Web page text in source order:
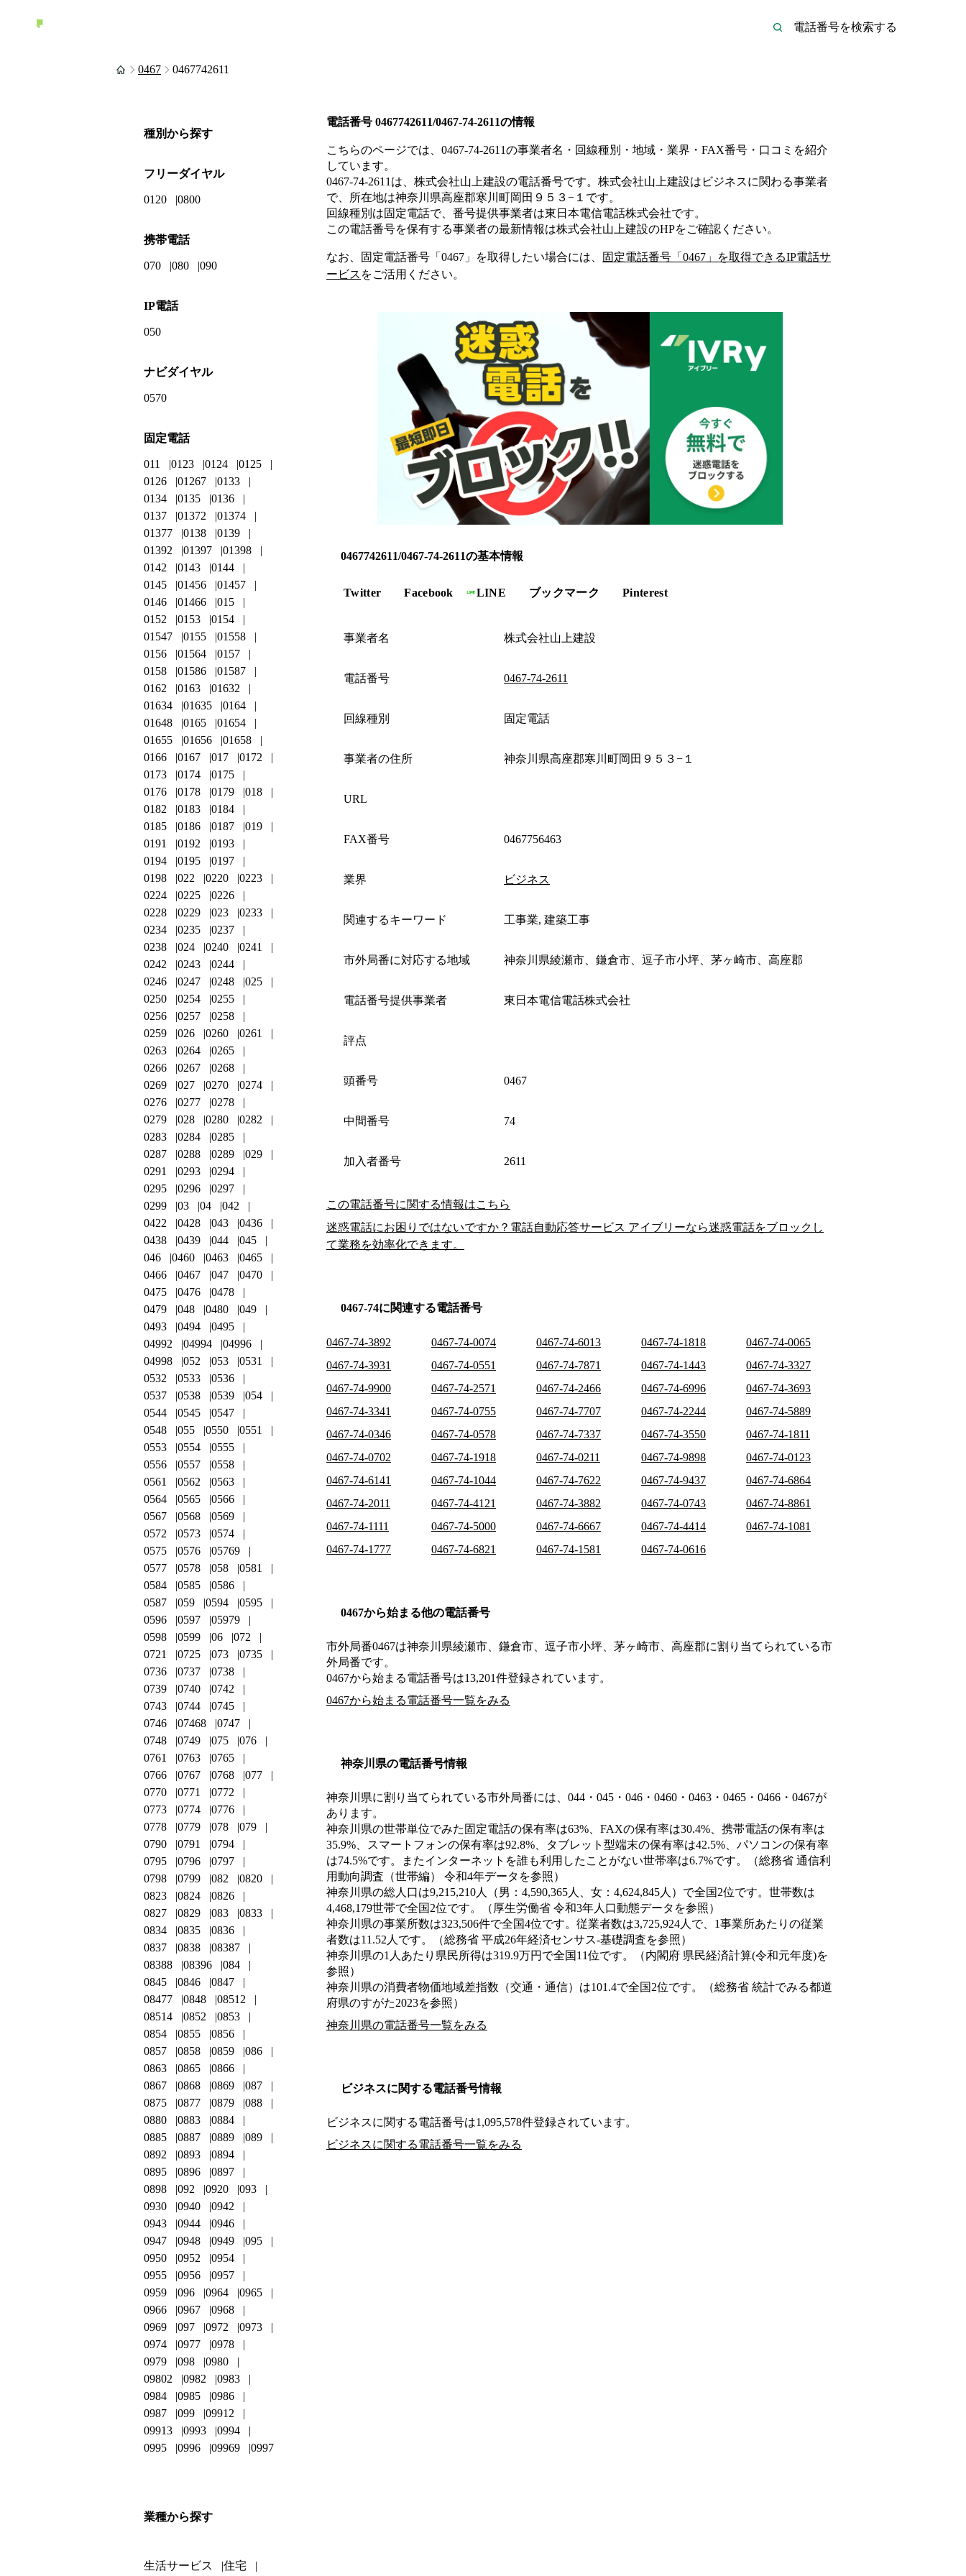
0467 0467742611
電話番号 0467742611/0467-74-2611の情報
こちらのページでは、 0467-74-2611の事業者名・回線種別・地域・業界・FAX番号・口コミを紹介
しています。
0467-74-2611 は、 株式会社山上建設の電話番号です。 株式会社山上建設は ビジネスに関わる事業者
で、所在地は神奈川県高座郡寒川町岡田９５３−１ です。
回線種別は固定電話で、番号提供事業者は東日本電信電話株式会社です。
この電話番号を保有する事業者の最新情報は株式会社山上建設のHPをご確認ください。
なお、固定電話番号「 0467 」を取得したい場合には、 固定電話番号「 0467 」を取得できるIP電話サ
ービス をご活用ください。
0467742611/0467-74-2611の基本情報
Twitter Facebook LINE ブックマーク Pinterest
事業者名 株式会社山上建設
電話番号 0467-74-2611
回線種別 固定電話
事業者の住所 神奈川県高座郡寒川町岡田９５３−１
URL
FAX番号 0467756463
業界 ビジネス
関連するキーワード 工事業, 建築工事
市外局番に対応する地域 神奈川県綾瀬市、鎌倉市、逗子市小坪、茅ヶ崎市、高座郡
電話番号提供事業者 東日本電信電話株式会社
評点
頭番号 0467
中間番号 74
加入者番号 2611
この電話番号に関する情報はこちら
迷惑電話にお困りではないですか？電話自動応答サービス アイブリーなら迷惑電話をブロックし
て業務を効率化できます。
0467-74に関連する電話番号
0467-74-3892 0467-74-0074 0467-74-6013 0467-74-1818
0467-74-0065
0467-74-3931
0467-74-0551 0467-74-7871 0467-74-1443
0467-74-3327
0467-74-9900
0467-74-2571 0467-74-2466 0467-74-6996
0467-74-3693
0467-74-3341
0467-74-0755 0467-74-7707 0467-74-2244
0467-74-5889
0467-74-0346
0467-74-0578 0467-74-7337 0467-74-3550
0467-74-1811
0467-74-0702
0467-74-1918 0467-74-0211 0467-74-9898
0467-74-0123
0467-74-6141
0467-74-1044 0467-74-7622 0467-74-9437
0467-74-6864
0467-74-2011
0467-74-4121 0467-74-3882 0467-74-0743
0467-74-8861
0467-74-1111
0467-74-5000 0467-74-6667 0467-74-4414
0467-74-1081
0467-74-1777
0467-74-6821 0467-74-1581 0467-74-0616
0467から始まる他の電話番号
市外局番0467は神奈川県綾瀬市、鎌倉市、逗子市小坪、茅ヶ崎市、高座郡に割り当てられている市
外局番です。
0467から始まる電話番号は13,201件登録されています。
0467から始まる電話番号一覧をみる
神奈川県の電話番号情報
神奈川県に割り当てられている市外局番には、044・045・046・0460・0463・0465・0466・0467が
あります。
神奈川県の世帯単位でみた固定電話の保有率は63%、FAXの保有率は30.4%、携帯電話の保有率は
35.9%、スマートフォンの保有率は92.8%、タブレット型端末の保有率は42.5%、パソコンの保有率
は74.5%です。またインターネットを誰も利用したことがない世帯率は6.7%です。（総務省 通信利
用動向調査（世帯編） 令和4年データを参照）
神奈川県の総人口は9,215,210人（男：4,590,365人、女：4,624,845人）で全国2位です。世帯数は
4,468,179世帯で全国2位です。（厚生労働省 令和3年人口動態データを参照）
神奈川県の事業所数は323,506件で全国4位です。従業者数は3,725,924人で、1事業所あたりの従業
者数は11.52人です。（総務省 平成26年経済センサス‐基礎調査を参照）
神奈川県の1人あたり県民所得は319.9万円で全国11位です。（内閣府 県民経済計算(令和元年度)を
参照）
神奈川県の消費者物価地域差指数（交通・通信）は101.4で全国2位です。（総務省 統計でみる都道
府県のすがた2023を参照）
神奈川県の電話番号一覧をみる
ビジネスに関する電話番号情報
ビジネスに関する電話番号は1,095,578件登録されています。
ビジネスに関する電話番号一覧をみる
種別から探す
フリーダイヤル
0120 0800
携帯電話
070 080 090
IP電話
050
ナビダイヤル
0570
固定電話
011 0123 0124
0125
0126
01267
0133
0134
0135
0136
0137
01372
01374
01377
0138
0139
01392
01397
01398
0142
0143
0144
0145
01456
01457
0146
01466
015
0152
0153
0154
01547
0155
01558
0156
01564
0157
0158
01586
01587
0162
0163
01632
01634
01635
0164
01648
0165
01654
01655
01656
01658
0166
0167 017
0172
0173
0174
0175
0176
0178 0179
018
0182
0183
0184
0185
0186 0187
019
0191
0192
0193
0194
0195
0197
0198
022 0220
0223
0224
0225
0226
0228
0229 023
0233
0234
0235
0237
0238
024 0240
0241
0242
0243
0244
0246
0247 0248
025
0250
0254
0255
0256
0257
0258
0259
026 0260
0261
0263
0264
0265
0266
0267
0268
0269
027 0270
0274
0276
0277
0278
0279
028 0280
0282
0283
0284
0285
0287
0288 0289
029
0291
0293
0294
0295
0296
0297
0299
03 04
042
0422
0428 043
0436
0438
0439 044
045
046
0460 0463
0465
0466
0467 047
0470
0475
0476
0478
0479
048 0480
049
0493
0494
0495
04992
04994
04996
04998
052 053
0531
0532
0533
0536
0537
0538 0539
054
0544
0545
0547
0548
055 0550
0551
0553
0554
0555
0556
0557
0558
0561
0562
0563
0564
0565
0566
0567
0568
0569
0572
0573
0574
0575
0576
05769
0577
0578 058
0581
0584
0585
0586
0587
059 0594
0595
0596
0597
05979
0598
0599 06
072
0721
0725 073
0735
0736
0737
0738
0739
0740
0742
0743
0744
0745
0746
07468
0747
0748
0749 075
076
0761
0763
0765
0766
0767 0768
077
0770
0771
0772
0773
0774
0776
0778
0779 078
079
0790
0791
0794
0795
0796
0797
0798
0799 082
0820
0823
0824
0826
0827
0829 083
0833
0834
0835
0836
0837
0838
08387
08388
08396
084
0845
0846
0847
08477
0848
08512
08514
0852
0853
0854
0855
0856
0857
0858 0859
086
0863
0865
0866
0867
0868 0869
087
0875
0877 0879
088
0880
0883
0884
0885
0887 0889
089
0892
0893
0894
0895
0896
0897
0898
092 0920
093
0930
0940
0942
0943
0944
0946
0947
0948 0949
095
0950
0952
0954
0955
0956
0957
0959
096 0964
0965
0966
0967
0968
0969
097 0972
0973
0974
0977
0978
0979
098
0980
09802
0982
0983
0984
0985
0986
0987
099
09912
09913
0993
0994
0995
0996 09969 0997
業種から探す
生活サービス 住宅